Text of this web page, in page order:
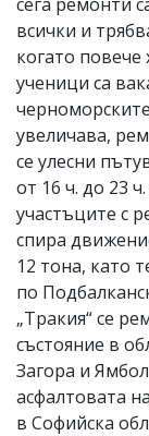
всички и
когато повече
ученици са
увеличава,
се улесни
от 16 ч. до 23
участъците с
спира
12 тона, като
по
„Тракия“ се
състояние в
Загора и
асфалтовата
в Софийска